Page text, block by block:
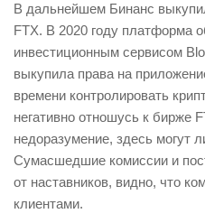
В дальнейшем Бинанс
FTX. В 2020 году платформа
инвестиционным сервисом
выкупила права на
времени контролировать
негативно отношусь к бирже
недоразумение, здесь могут
Сумасшедшие комиссии и
от наставников, видно, что
клиентами.